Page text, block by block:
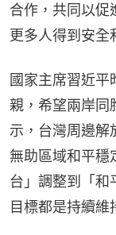
合作，共同以促
更多人得到安全
國家主席習近平
親，希望兩岸同
示，台灣周邊解
無助區域和平穩
台」調整到「和
目標都是持續維